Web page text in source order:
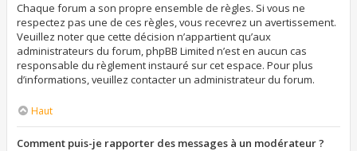
Chaque forum a son propre ensemble de règles. Si vous ne
respectez pas une de ces règles, vous recevrez un avertissement.
Veuillez noter que cette décision n’appartient qu’aux
administrateurs du forum, phpBB Limited n’est en aucun cas
responsable du règlement instauré sur cet espace. Pour plus
d’informations, veuillez contacter un administrateur du forum.
Haut
Comment puis-je rapporter des messages à un modérateur ?